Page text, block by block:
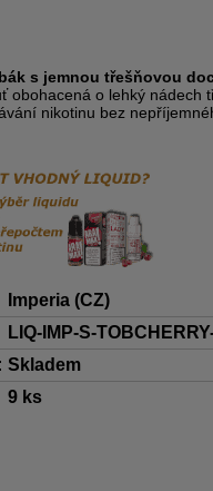
s jemnou třešňovou
obohacená o lehký nádech
nikotinu bez
Imperia (CZ)
LIQ-IMP-S-
Skladem
9 ks